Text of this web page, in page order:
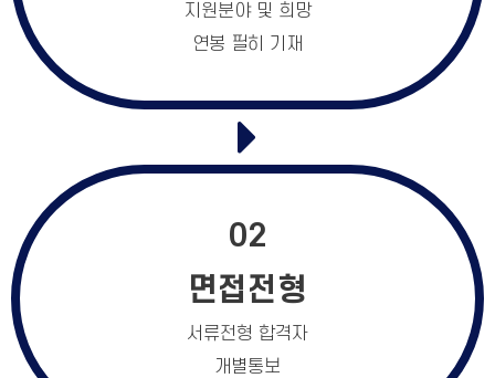
지원분야 및 희망
연봉 필히 기재
02
면접전형
서류전형 합격자
개별통보